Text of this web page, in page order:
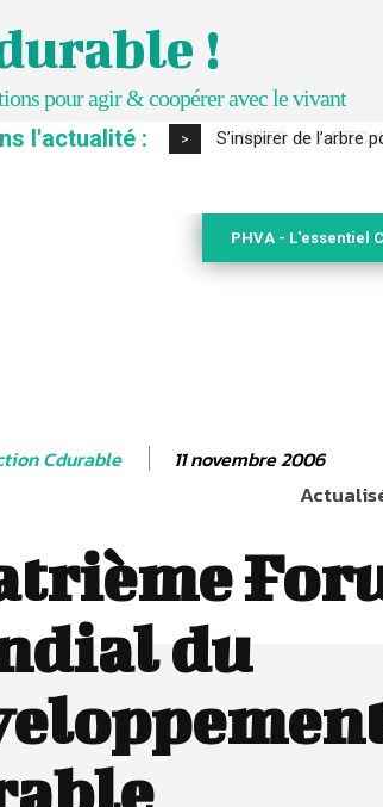
!
pour agir & coopérer avec le vivant
l'actualité : > IPBES : le « GIEC
PHVA - L'essentiel
Cdurable 11 novembre 2006
du